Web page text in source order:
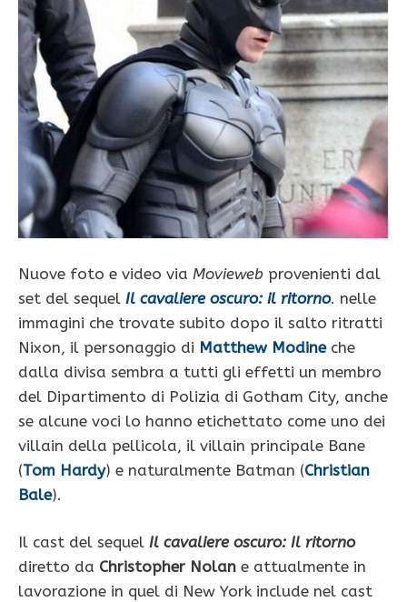
Nuove foto e video via Movieweb provenienti dal
set del sequel Il cavaliere oscuro: il ritorno. nelle
immagini che trovate subito dopo il salto ritratti
Nixon, il personaggio di Matthew Modineche
dalla divisa sembra a tutti gli effetti un membro
del Dipartimento di Polizia di Gotham City, anche
se alcune voci lo hanno etichettato come uno dei
villain della pellicola, il villain principale Bane
(Tom Hardy) e naturalmente Batman (Christian
Bale).
Il cast del sequel Il cavaliere oscuro: Il ritorno
diretto da Christopher Nolan e attualmente in
lavorazione in quel di New York include nel cast